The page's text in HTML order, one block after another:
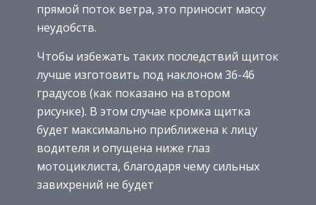
прямой поток ветра, это приносит массу
неудобств.
Чтобы избежать таких последствий щиток
лучше изготовить под наклоном 36-46
градусов (как показано на втором
рисунке). В этом случае кромка щитка
будет максимально приближена к лицу
водителя и опущена ниже глаз
мотоциклиста, благодаря чему сильных
завихрений не будет